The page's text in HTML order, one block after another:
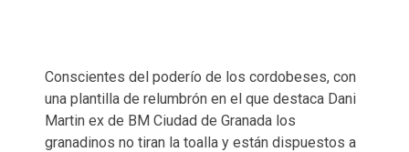
Conscientes del poderío de los cordobeses, con
una plantilla de relumbrón en el que destaca Dani
Martin ex de BM Ciudad de Granada los
granadinos no tiran la toalla y están dispuestos a